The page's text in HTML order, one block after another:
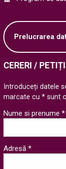
Prelucrarea
CERERI /
Introduceți datele
marcate cu * sunt
Nume si prenume *
Adresă *